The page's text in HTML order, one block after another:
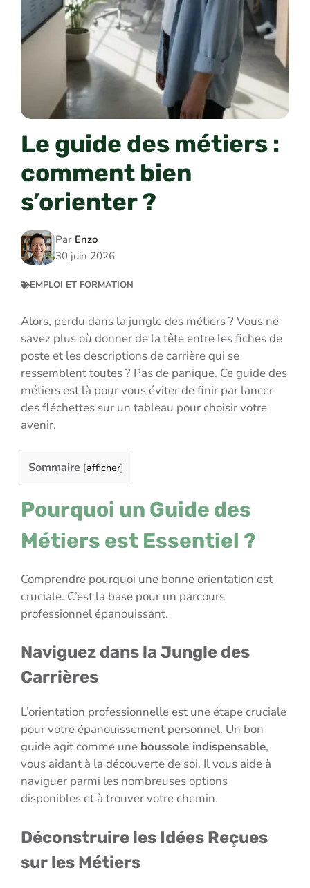
Le guide des métiers :
comment bien
s’orienter ?
Par Enzo
30 juin 2026
EMPLOI ET FORMATION
Alors, perdu dans la jungle des métiers ? Vous ne
savez plus où donner de la tête entre les fiches de
poste et les descriptions de carrière qui se
ressemblent toutes ? Pas de panique. Ce guide des
métiers est là pour vous éviter de finir par lancer
des fléchettes sur un tableau pour choisir votre
avenir.
Sommaire [afficher]
Pourquoi un Guide des
Métiers est Essentiel ?
Comprendre pourquoi une bonne orientation est
cruciale. C’est la base pour un parcours
professionnel épanouissant.
Naviguez dans la Jungle des
Carrières
L’orientation professionnelle est une étape cruciale
pour votre épanouissement personnel. Un bon
guide agit comme une boussole indispensable,
vous aidant à la découverte de soi. Il vous aide à
naviguer parmi les nombreuses options
disponibles et à trouver votre chemin.
Déconstruire les Idées Reçues
sur les Métiers